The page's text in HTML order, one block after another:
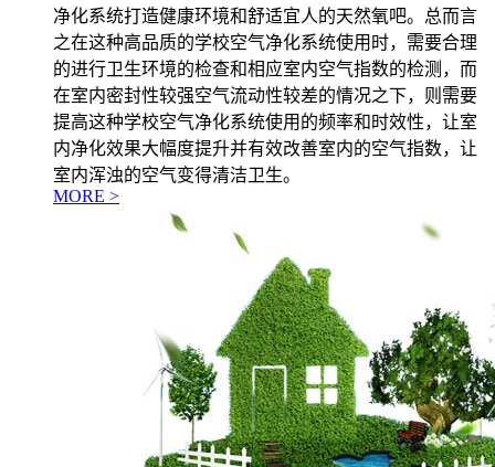
净化系统打造健康环境和舒适宜人的天然氧吧。总而言
之在这种高品质的学校空气净化系统使用时，需要合理
的进行卫生环境的检查和相应室内空气指数的检测，而
在室内密封性较强空气流动性较差的情况之下，则需要
提高这种学校空气净化系统使用的频率和时效性，让室
内净化效果大幅度提升并有效改善室内的空气指数，让
室内浑浊的空气变得清洁卫生。
MORE >